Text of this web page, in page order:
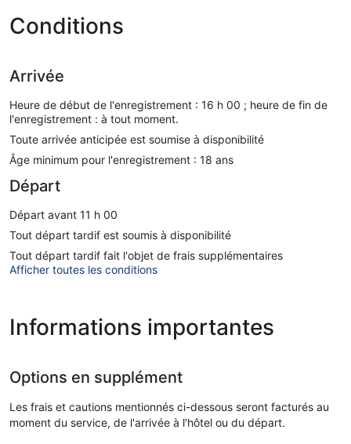
Conditions
Arrivée
Heure de début de l'enregistrement : 16 h 00 ; heure de fin de
l'enregistrement : à tout moment.
Toute arrivée anticipée est soumise à disponibilité
Âge minimum pour l'enregistrement : 18 ans
Départ
Départ avant 11 h 00
Tout départ tardif est soumis à disponibilité
Tout départ tardif fait l'objet de frais supplémentaires
Afficher toutes les conditions
Informations importantes
Options en supplément
Les frais et cautions mentionnés ci-dessous seront facturés au
moment du service, de l'arrivée à l'hôtel ou du départ.